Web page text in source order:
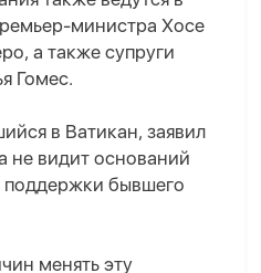
министра Хосе
а также супруги
Гомес.
в Ватикан, заявил
не видит оснований
поддержки бывшего
менять эту